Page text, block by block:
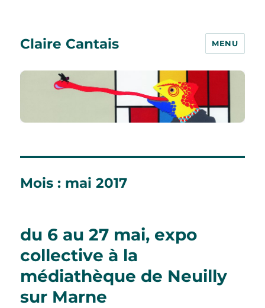
Claire Cantais MENU
Mois : mai 2017
du 6 au 27 mai, expo
collective à la
médiathèque de Neuilly
sur Marne